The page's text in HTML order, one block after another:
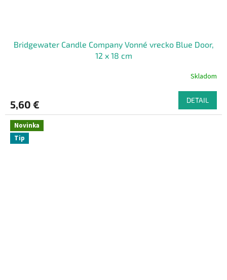
Bridgewater Candle Company Vonné vrecko Blue Door,
12 x 18 cm
Skladom
5,60 € DETAIL
Novinka
Tip